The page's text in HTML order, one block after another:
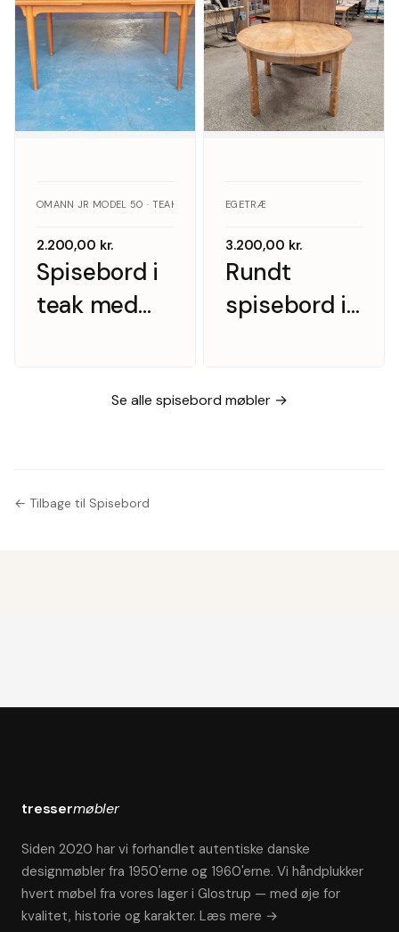
Spisebord i
teak med
Omann Jr
OMANN JR MODEL 50 · TEAK
2.200,00 kr.
Rundt
spisebord i
to
EGETRÆ
3.200,00 kr.
Se alle spisebord møbler →
← Tilbage til Spisebord
tressermøbler
Siden 2020 har vi forhandlet autentiske danske
designmøbler fra 1950'erne og 1960'erne. Vi håndplukker
hvert møbel fra vores lager i Glostrup — med øje for
kvalitet, historie og karakter. Læs mere →